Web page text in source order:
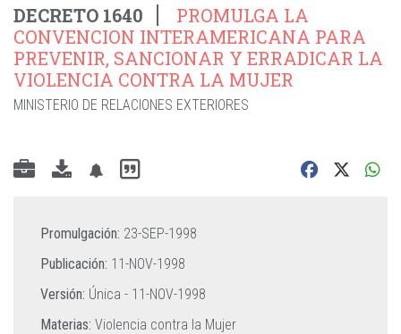
DECRETO 1640
PROMULGA LA
CONVENCION INTERAMERICANA PARA
PREVENIR, SANCIONAR Y ERRADICAR LA
VIOLENCIA CONTRA LA MUJER
MINISTERIO DE RELACIONES EXTERIORES
Promulgación: 23-SEP-1998
Publicación: 11-NOV-1998
Versión: Única - 11-NOV-1998
Materias: Violencia contra la Mujer